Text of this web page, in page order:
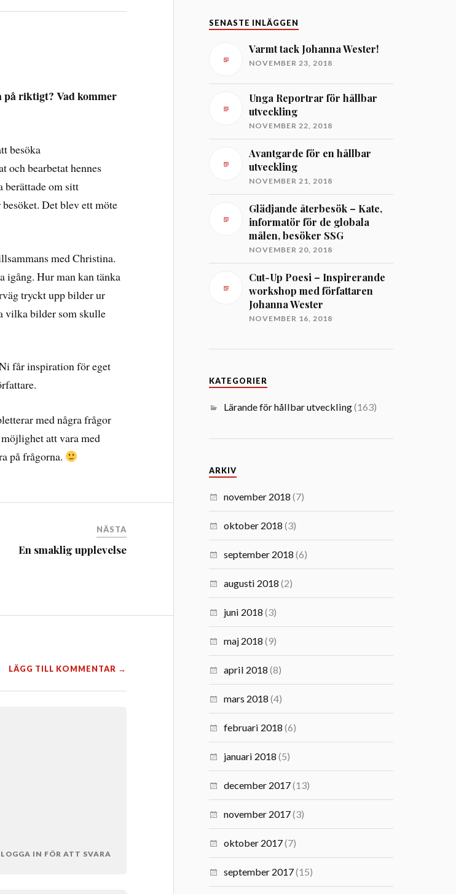
på riktigt? Vad kommer
besöka
och bearbetat hennes
berättade om sitt
Det blev ett möte
med Christina.
igång. Hur man kan tänka
tryckt upp bilder ur
vilka bilder som skulle
får inspiration för eget
med några frågor
att vara med
på frågorna.
NÄSTA
En smaklig upplevelse
LÄGG TILL KOMMENTAR →
LOGGA IN FÖR ATT SVARA
SENASTE INLÄGGEN
Varmt tack Johanna Wester!
NOVEMBER 23, 2018
Unga Reportrar för hållbar
utveckling
NOVEMBER 22, 2018
Avantgarde för en hållbar
utveckling
NOVEMBER 21, 2018
Glädjande återbesök – Kate,
informatör för de globala
målen, besöker SSG
NOVEMBER 20, 2018
Cut-Up Poesi – Inspirerande
workshop med författaren
Johanna Wester
NOVEMBER 16, 2018
KATEGORIER
Lärande för hållbar utveckling(163)
ARKIV
november 2018 (7)
oktober 2018 (3)
september 2018 (6)
augusti 2018 (2)
juni 2018 (3)
maj 2018 (9)
april 2018 (8)
mars 2018 (4)
februari 2018 (6)
januari 2018 (5)
december 2017(13)
november 2017(3)
oktober 2017(7)
september 2017(15)